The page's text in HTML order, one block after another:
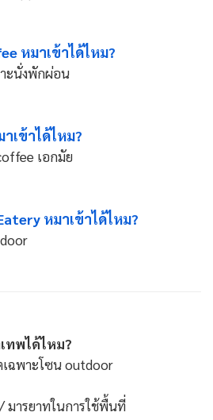
หมาเข้าได้ไหม?
ะนั่งพักผ่อน
เข้าได้ไหม?
เอกมัย
หมาเข้าได้ไหม?
ทพได้ไหม?
ฉพาะโซน outdoor
มารยาทในการใช้พื้นที่